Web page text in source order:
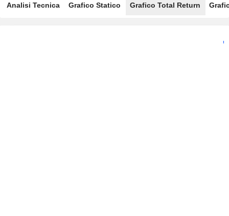
Analisi Tecnica Grafico Statico Grafico Total Return